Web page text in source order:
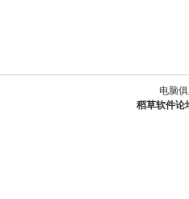
电脑
稻草软件论